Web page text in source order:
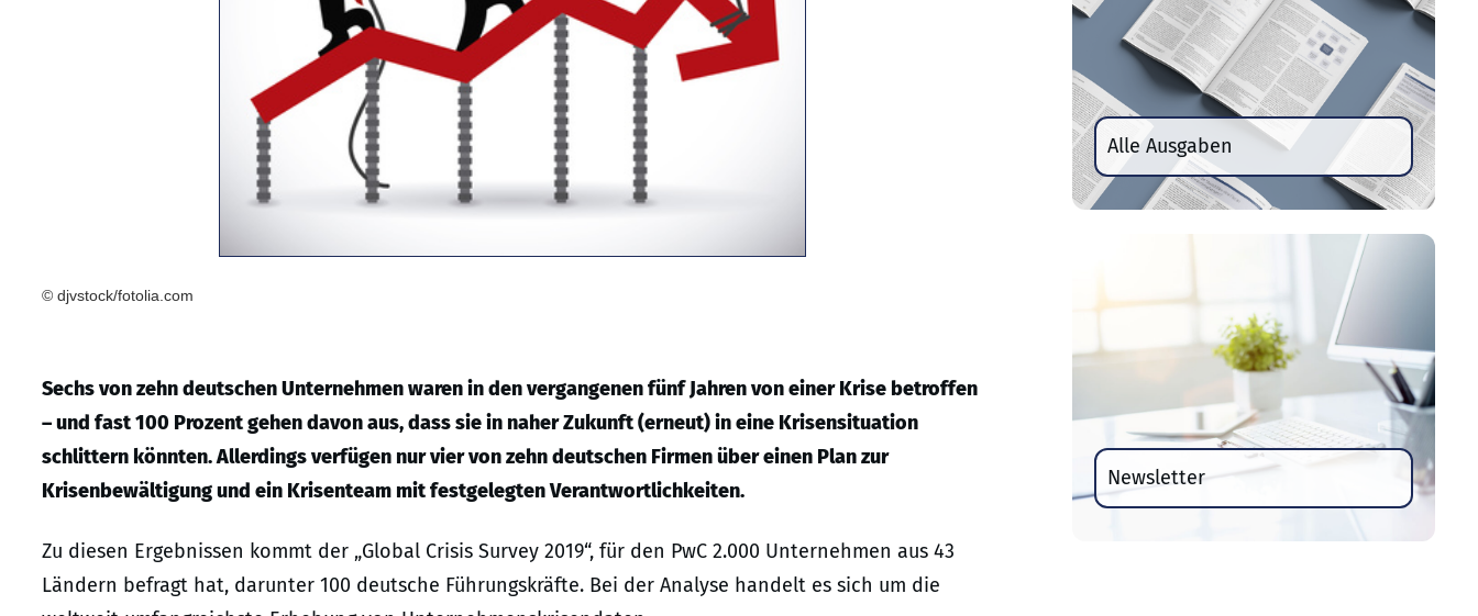
© djvstock/fotolia.com
Sechs von zehn deutschen Unternehmen waren in den vergangenen fünf Jahren von einer Krise betroffen
– und fast 100 Prozent gehen davon aus, dass sie in naher Zukunft (erneut) in eine Krisensituation
schlittern könnten. Allerdings verfügen nur vier von zehn deutschen Firmen über einen Plan zur
Krisenbewältigung und ein Krisenteam mit festgelegten Verantwortlichkeiten.
Zu diesen Ergebnissen kommt der „Global Crisis Survey 2019“, für den PwC 2.000 Unternehmen aus 43
Ländern befragt hat, darunter 100 deutsche Führungskräfte. Bei der Analyse handelt es sich um die
Alle Ausgaben
Newsletter